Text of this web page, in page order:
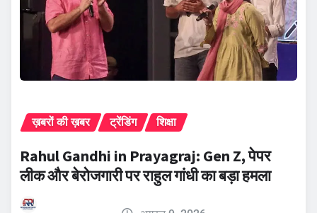
ख़बरों की ख़बर ट्रेंडिंग शिक्षा
Rahul Gandhi in Prayagraj: Gen Z, पेपर
लीक और बेरोजगारी पर राहुल गांधी का बड़ा हमला